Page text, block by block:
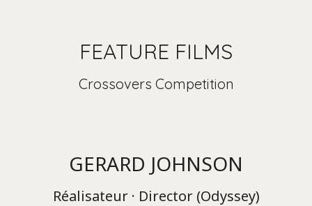
FEATURE FILMS
Crossovers Competition
GERARD JOHNSON
Réalisateur · Director (Odyssey)